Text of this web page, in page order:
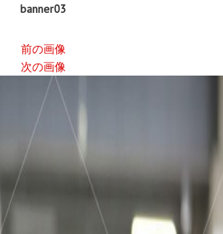
前の画像
次の画像
banner03